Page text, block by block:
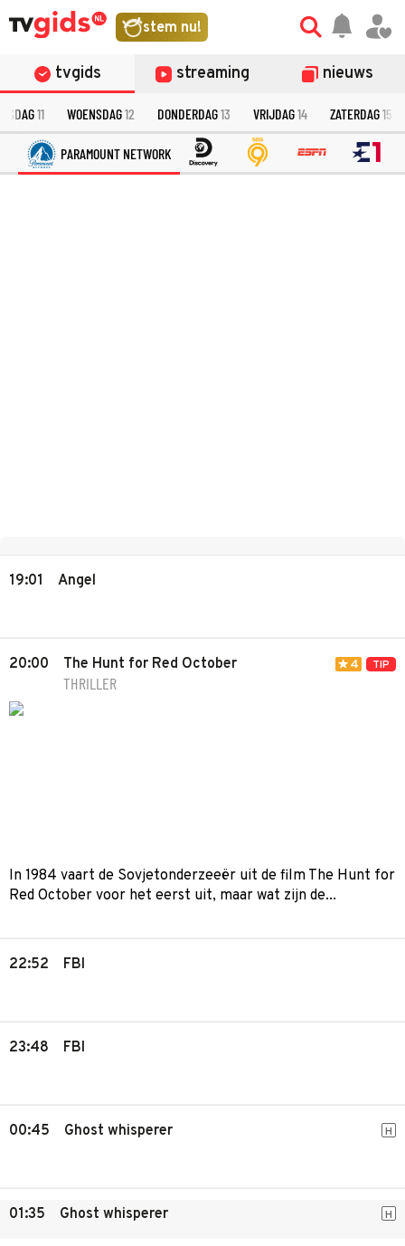
stem nu!
tvgids streaming nieuws
11 WOENSDAG12 DONDERDAG13 VRIJDAG14 ZATERDAG15
PARAMOUNT NETWORK
19:01 Angel
20:00 The Hunt for Red October
THRILLER
4 TIP
In 1984 vaart de Sovjetonderzeeër uit de film The Hunt for
Red October voor het eerst uit, maar wat zijn de...
22:52 FBI
23:48 FBI
00:45 Ghost whisperer H
01:35 Ghost whisperer H